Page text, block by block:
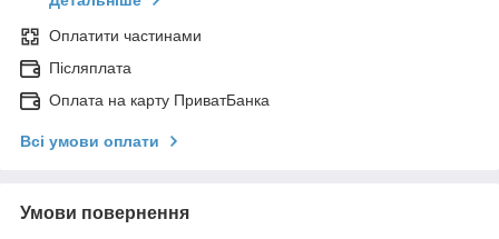
Оплатити частинами
Післяплата
Оплата на карту ПриватБанка
Всі умови оплати
Умови повернення